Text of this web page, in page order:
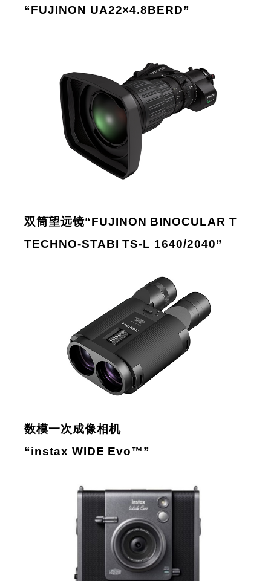
“FUJINON UA22×4.8BERD”
双筒望远镜“FUJINON BINOCULAR T
TECHNO-STABI TS-L 1640/2040”
数模一次成像相机
“instax WIDE Evo™”